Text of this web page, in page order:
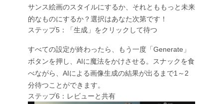
サンス絵画のスタイルにするか、それとももっと未来
的なものにするか？選択はあなた次第です！
ステップ5：「生成」をクリックして待つ
すべての設定が終わったら、もう一度「Generate」
ボタンを押し、AIに魔法をかけさせる。スナックを食
べながら、AIによる画像生成の結果が出るまで1～2
分待つことができます。
ステップ6：レビューと共有